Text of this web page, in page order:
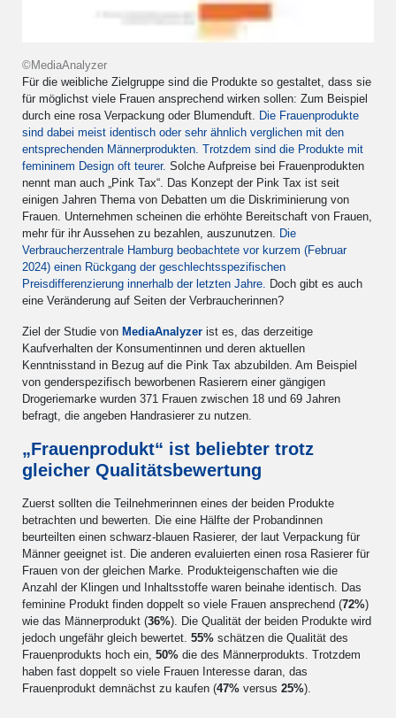
Für die weibliche Zielgruppe sind die Produkte so gestaltet, dass sie
für möglichst viele Frauen ansprechend wirken sollen: Zum Beispiel
durch eine rosa Verpackung oder Blumenduft. Die Frauenprodukte
sind dabei meist identisch oder sehr ähnlich verglichen mit den
entsprechenden Männerprodukten. Trotzdem sind die Produkte mit
femininem Design oft teurer. Solche Aufpreise bei Frauenprodukten
nennt man auch „Pink Tax“. Das Konzept der Pink Tax ist seit
einigen Jahren Thema von Debatten um die Diskriminierung von
Frauen. Unternehmen scheinen die erhöhte Bereitschaft von Frauen,
mehr für ihr Aussehen zu bezahlen, auszunutzen. Die
Verbraucherzentrale Hamburg beobachtete vor kurzem (Februar
2024) einen Rückgang der geschlechtsspezifischen
Preisdifferenzierung innerhalb der letzten Jahre. Doch gibt es auch
eine Veränderung auf Seiten der Verbraucherinnen?
Ziel der Studie von MediaAnalyzer ist es, das derzeitige
Kaufverhalten der Konsumentinnen und deren aktuellen
Kenntnisstand in Bezug auf die Pink Tax abzubilden. Am Beispiel
von genderspezifisch beworbenen Rasierern einer gängigen
Drogeriemarke wurden 371 Frauen zwischen 18 und 69 Jahren
befragt, die angeben Handrasierer zu nutzen.
„Frauenprodukt“ ist beliebter trotz
gleicher Qualitätsbewertung
Zuerst sollten die Teilnehmerinnen eines der beiden Produkte
betrachten und bewerten. Die eine Hälfte der Probandinnen
beurteilten einen schwarz-blauen Rasierer, der laut Verpackung für
Männer geeignet ist. Die anderen evaluierten einen rosa Rasierer für
Frauen von der gleichen Marke. Produkteigenschaften wie die
Anzahl der Klingen und Inhaltsstoffe waren beinahe identisch. Das
feminine Produkt finden doppelt so viele Frauen ansprechend (72%)
wie das Männerprodukt (36%). Die Qualität der beiden Produkte wird
jedoch ungefähr gleich bewertet. 55% schätzen die Qualität des
Frauenprodukts hoch ein, 50% die des Männerprodukts. Trotzdem
haben fast doppelt so viele Frauen Interesse daran, das
Frauenprodukt demnächst zu kaufen (47% versus 25%).
©MediaAnalyzer